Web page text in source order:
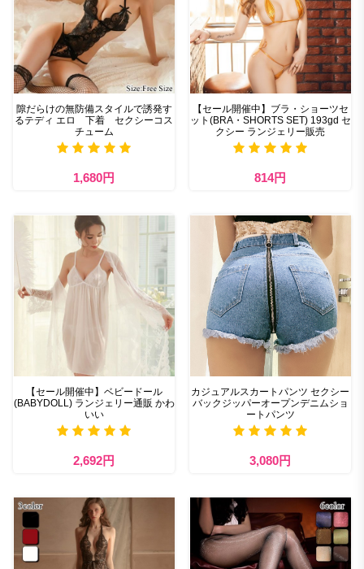
隙だらけの無防備スタイルで誘発す
るテディ エロ 下着 セクシーコス
チューム
1,680円
【セール開催中】ブラ・ショーツセ
ット(BRA・SHORTS SET) 193gd セ
クシー ランジェリー販売
814円
【セール開催中】ベビードール
(BABYDOLL) ランジェリー通販 かわ
いい
2,692円
カジュアルスカートパンツ セクシー
バックジッパーオープンデニムショ
ートパンツ
3,080円